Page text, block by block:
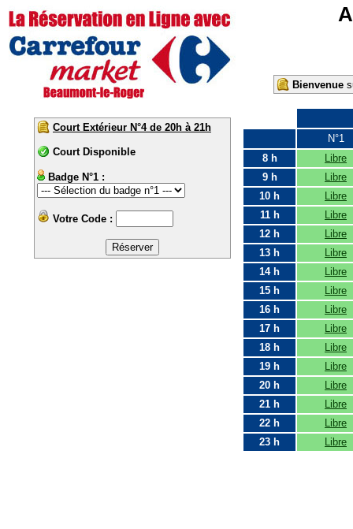
Bienvenue
Court Extérieur N°4 de 20h à 21h
Court Disponible
Badge N°1 :
Votre Code :
N°1
8 h
Libre
9 h
Libre
10 h
Libre
11 h
Libre
12 h
Libre
13 h
Libre
14 h
Libre
15 h
Libre
16 h
Libre
17 h
Libre
18 h
Libre
19 h
Libre
20 h
Libre
21 h
Libre
22 h
Libre
23 h
Libre